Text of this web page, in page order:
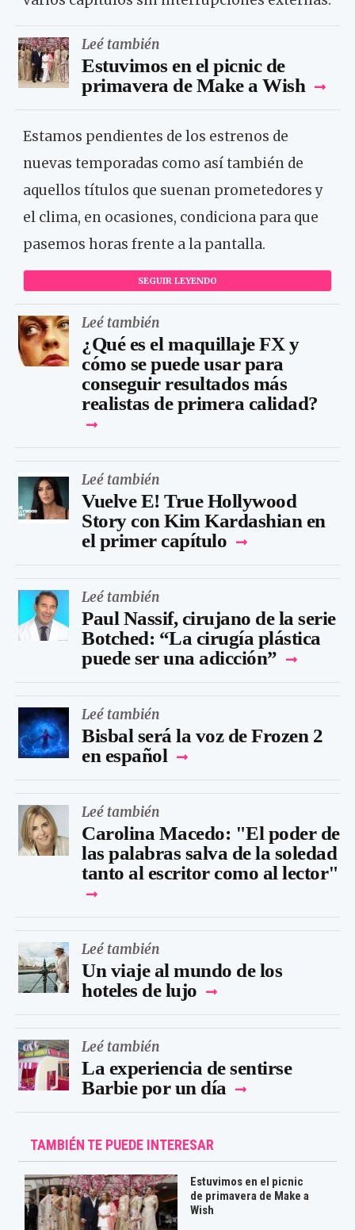
Leé también
Estuvimos en el picnic de
primavera de Make a Wish
Estamos pendientes de los estrenos de
nuevas temporadas como así también de
aquellos títulos que suenan prometedores y
el clima, en ocasiones, condiciona para que
pasemos horas frente a la pantalla.
SEGUIR LEYENDO
Leé también
¿Qué es el maquillaje FX y
cómo se puede usar para
conseguir resultados más
realistas de primera calidad?
Leé también
Vuelve E! True Hollywood
Story con Kim Kardashian en
el primer capítulo
Leé también
Paul Nassif, cirujano de la serie
Botched: “La cirugía plástica
puede ser una adicción”
Leé también
Bisbal será la voz de Frozen 2
en español
Leé también
Carolina Macedo: "El poder de
las palabras salva de la soledad
tanto al escritor como al lector"
Leé también
Un viaje al mundo de los
hoteles de lujo
Leé también
La experiencia de sentirse
Barbie por un día
TAMBIÉN TE PUEDE INTERESAR
Estuvimos en el picnic
de primavera de Make a
Wish